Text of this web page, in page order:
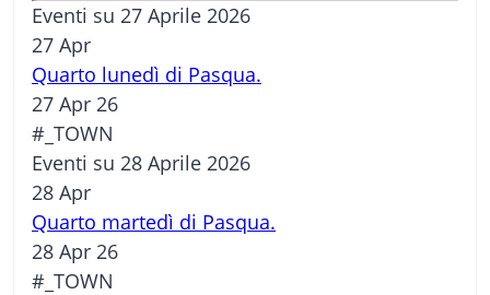
Eventi su 27 Aprile 2026
27 Apr
Quarto lunedì di Pasqua.
27 Apr 26
#_TOWN
Eventi su 28 Aprile 2026
28 Apr
Quarto martedì di Pasqua.
28 Apr 26
#_TOWN